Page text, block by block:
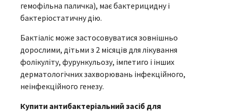
гемофільна паличка), має бактерицидну і
бактеріостатичну дію.
Бактіаліс може застосовуватися зовнішньо
дорослими, дітьми з 2 місяців для лікування
фолікуліту, фурункульозу, імпетиго і інших
дерматологічних захворювань інфекційного,
неінфекційного генезу.
Купити антибактеріальний засіб для